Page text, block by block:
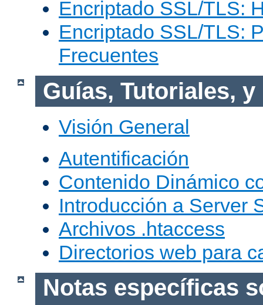
Encriptado SSL/TLS:
Encriptado SSL/TLS:
Frecuentes
Guías, Tutoriales, y
Visión General
Autentificación
Contenido Dinámico
Introducción a Server
Archivos .htaccess
Directorios web para
Notas específicas